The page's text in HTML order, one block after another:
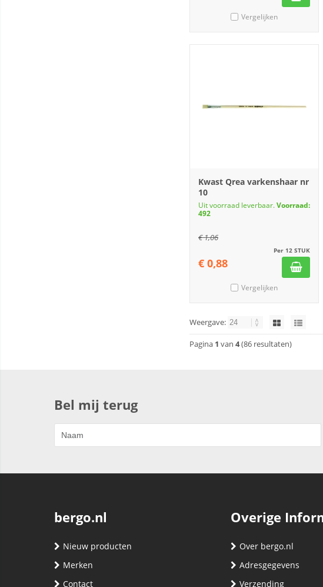
Vergelijken
Kwast Qrea varkenshaar nr
10
Uit voorraad leverbaar.Voorraad:
492
€1,06
Per 12 STUK
€ 0,88
Vergelijken
Weergave:
Pagina 1 van 4(86 resultaten)
Bel mij terug
bergo.nl
Nieuw producten
Merken
Contact
Overige
Over bergo.nl
Adresgegevens
Verzending